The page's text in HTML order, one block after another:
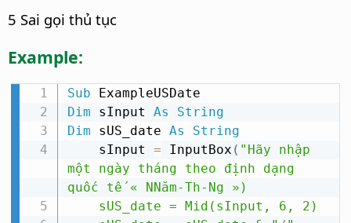
5 Sai gọi thủ tục
Example:
Sub
Dim sInput As
String
Dim sUS_date As
String
    sInput
= InputBox ( "Hãy nhập
một ngày tháng theo định dạng
quốc tế « NNăm-Th-Ng »)